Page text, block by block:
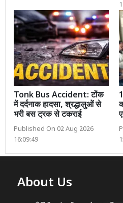
Tonk Bus Accident: टोंक
में दर्दनाक हादसा, श्रद्धालुओं से
भरी बस ट्रक से टकराई
Published On 02 Aug 2026
16:09:49
About Us